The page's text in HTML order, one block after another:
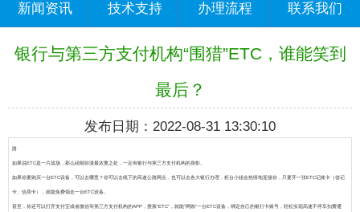
新闻资讯 技术支持 办理流程 联系我们
银行与第三方支付机构“围猎”ETC，谁能笑到
最后？
发布日期：2022-08-31 13:30:10
路
如果说ETC是一片战场 ，那么硝烟弥漫最浓重之处，一定有银行与第三方支付机构的身影。
如果你要购买一台ETC设备，可以去哪里？你可以去线下的高速公路网点，也可以去各大银行办理，柜台小姐会热情地迎接你，只要开一张ETC记账卡（借记
卡、信用卡），就能免费领走一台ETC设备。
甚至，你还可以打开支付宝或者微信等第三方支付机构的APP，搜索“ETC”，就能“网购”一台ETC设备，绑定自己的银行卡账号，轻松实现高速不停车扣费通